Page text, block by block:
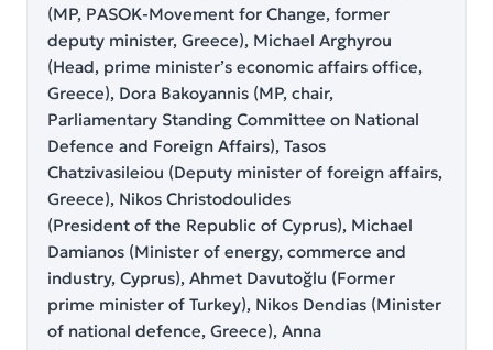
(MP, PASOK-Movement for Change, former
deputy minister, Greece), Michael Arghyrou
(Head, prime minister’s economic affairs office,
Greece), Dora Bakoyannis (MP, chair,
Parliamentary Standing Committee on National
Defence and Foreign Affairs), Tasos
Chatzivasileiou (Deputy minister of foreign affairs,
Greece), Nikos Christodoulides
(President of the Republic of Cyprus), Michael
Damianos (Minister of energy, commerce and
industry, Cyprus), Ahmet Davutoğlu (Former
prime minister of Turkey), Nikos Dendias (Minister
of national defence, Greece), Anna